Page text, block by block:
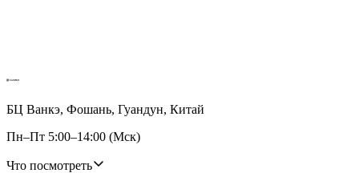
БЦ Ванкэ, Фошань, Гуандун, Китай
Пн–Пт 5:00–14:00 (Мск)
Что посмотреть